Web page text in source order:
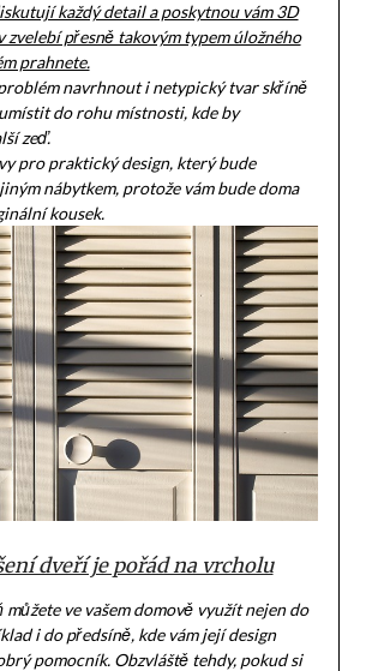
každý detail a poskytnou vám 3D
zvelebí přesně takovým typem úložného
prahnete.
navrhnout i netypický tvar skříně
do rohu místnosti, kde by
zeď.
pro praktický design, který bude
nábytkem, protože vám bude doma
kousek.
dveří je pořád na vrcholu
můžete ve vašem domově využít nejen do
i do předsíně, kde vám její design
pomocník. Obzvláště tehdy, pokud si